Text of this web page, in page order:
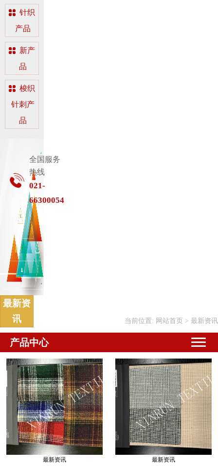
针织
产品
新产
品
梭织
针刺产
品
全国服务
热线
021-
66300054
最新资
讯
当前位置: 网站首页 > 最新资讯
产品中心
最新资讯 最新资讯